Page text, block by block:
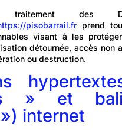
des
pisobarrail.fr prend
visant à les
détournée, accès non
ou destruction.
» et
internet